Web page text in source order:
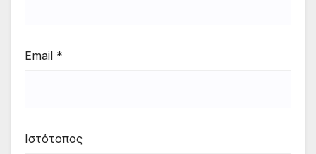
Email *
Ιστότοπος